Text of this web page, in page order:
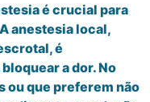
é crucial para
anestesia local,
é
a dor. No
ou que preferem não